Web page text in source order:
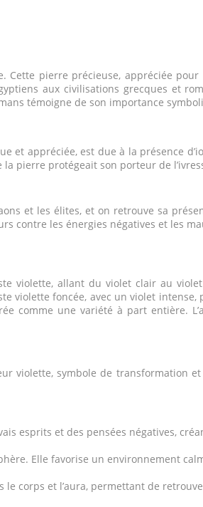
Cette pierre précieuse, appréciée
aux civilisations grecques et
témoigne de son importance
et appréciée, est due à la présence
pierre protégeait son porteur de
et les élites, et on retrouve sa
contre les énergies négatives et les
violette, allant du violet clair au
violette foncée, avec un violet
comme une variété à part entière.
violette, symbole de transformation
esprits et des pensées négatives,
Elle favorise un environnement
corps et l’aura, permettant de